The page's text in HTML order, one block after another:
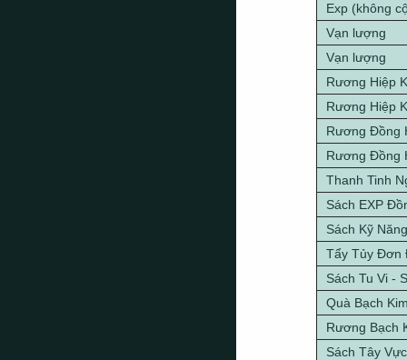
Exp (không
Vạn lượng
Vạn lượng
Rương Hiệp
Rương Hiệp
Rương Đồng
Rương Đồng
Thanh Tinh
Sách EXP
Sách Kỹ
Tẩy Tủy Đơn
Sách Tu Vi -
Quà Bạch
Rương Bạch
Sách Tây